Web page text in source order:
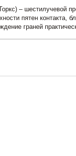
– шестилучевой
пятен контакта,
граней